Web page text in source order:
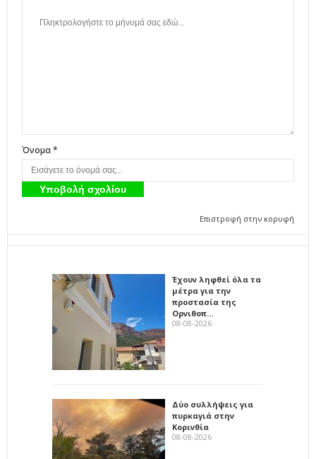
Όνομα *
Επιστροφή στην κορυφή
Έχουν ληφθεί όλα τα
μέτρα για την
προστασία της
Ορνιθοπ…
08-08-2026
Δύο συλλήψεις για
πυρκαγιά στην
Κορινθία
08-08-2026